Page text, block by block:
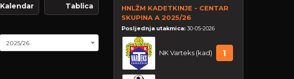
Kalendar Tablica
2025/26
HNLŽM KADETKINJE - CENTAR
SKUPINA A 2025/26
Posljednja utakmica: 30-05-2026
NK Varteks (kad) 1